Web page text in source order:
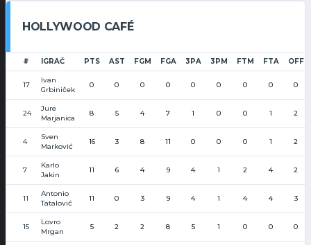
HOLLYWOOD CAFÉ
# IGRAČ PTS AST FGM FGA 3PA 3PM FTM FTA OFF
17
Ivan
Grbiniček
0 0 0 0 0 0 0 0 0
24
Jure
Marjanica
8 5 4 7 1 0 0 1 2
4
Sven
Marković
16 3 8 11 0 0 0 1 2
7
Karlo
Jakin
11 6 4 9 4 1 2 4 2
11
Antonio
Tatalović
11 0 3 9 4 1 4 4 3
15
Lovro
Mrgan
5 2 2 8 5 1 0 0 0